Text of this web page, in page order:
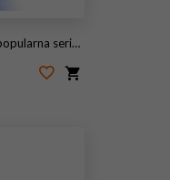
Nice Design